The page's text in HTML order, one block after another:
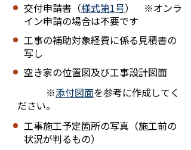
交付申請書（様式第1号） ※オンラ
イン申請の場合は不要です
工事の補助対象経費に係る見積書の
写し
空き家の位置図及び工事設計図面
※添付図面を参考に作成してく
ださい。
工事施工予定箇所の写真（施工前の
状況が判るもの）